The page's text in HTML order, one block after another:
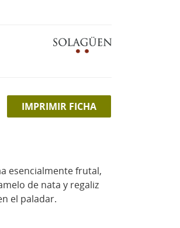
IMPRIMIR FICHA
esencialmente frutal,
de nata y regaliz
el paladar.